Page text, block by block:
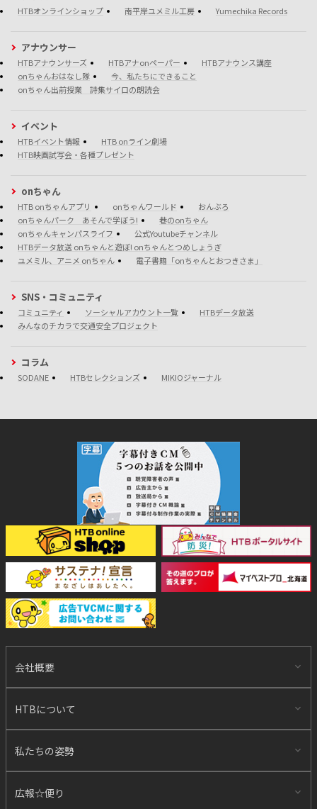
HTBオンラインショップ 南平岸ユメミル工房 Yumechika Records
アナウンサー
HTBアナウンサーズ HTBアナonペーパー
HTBアナウンス講座
onちゃんおはなし隊
今、私たちにできること
onちゃん出前授業 詩集サイロの朗読会
イベント
HTBイベント情報
HTB onライン劇場
HTB映画試写会・各種プレゼント
onちゃん
HTB onちゃんアプリ onちゃんワールド
おんぶろ
onちゃんパーク あそんで学ぼう!
巷のonちゃん
onちゃんキャンパスライフ
公式Youtubeチャンネル
HTBデータ放送 onちゃんと遊ぼ! onちゃんとつめしょうぎ
ユメミル、アニメ onちゃん
電子書籍「onちゃんとおつきさま」
SNS・コミュニティ
コミュニティ ソーシャルアカウント一覧
HTBデータ放送
みんなのチカラで交通安全プロジェクト
コラム
SODANE HTBセレクションズ MIKIOジャーナル
会社概要
HTBについて
私たちの姿勢
広報☆便り